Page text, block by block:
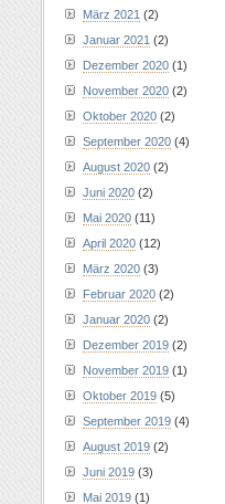
März 2021 (2)
Januar 2021 (2)
Dezember 2020 (1)
November 2020 (2)
Oktober 2020 (2)
September 2020 (4)
August 2020 (2)
Juni 2020 (2)
Mai 2020 (11)
April 2020 (12)
März 2020 (3)
Februar 2020 (2)
Januar 2020 (2)
Dezember 2019 (2)
November 2019 (1)
Oktober 2019 (5)
September 2019 (4)
August 2019 (2)
Juni 2019 (3)
Mai 2019 (1)